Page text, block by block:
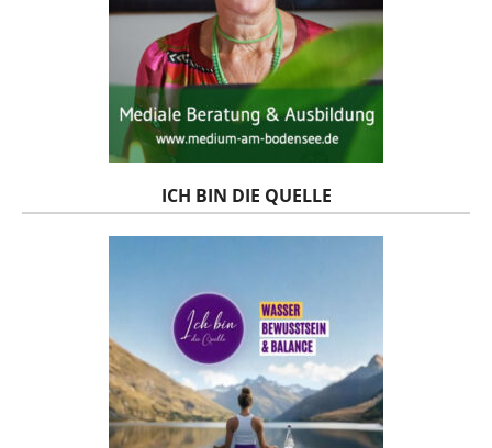
ICH BIN DIE QUELLE